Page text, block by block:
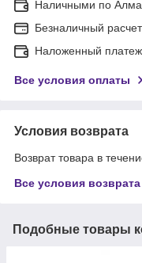
Наличными по
Безналичный расчет
Наложенный
Все условия оплаты
Условия возврата
Возврат товара в
Все условия возврата
Подобные товары